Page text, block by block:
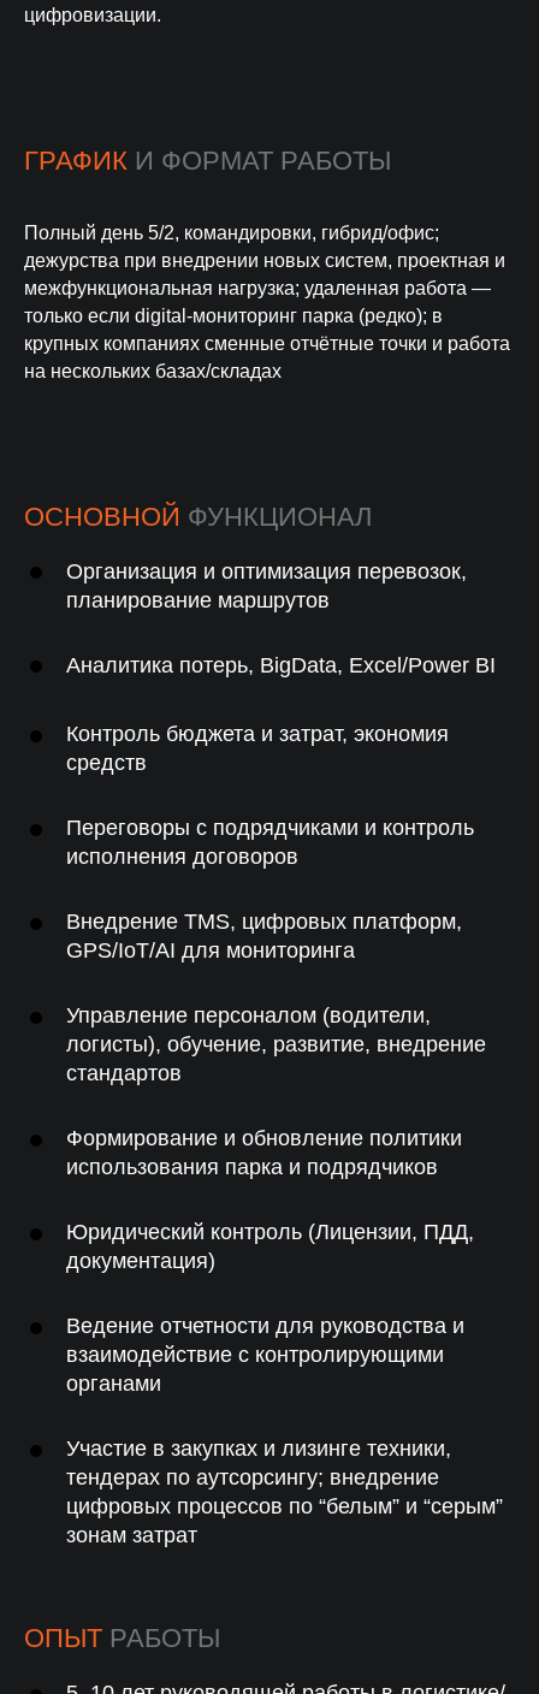
цифровизации.
ГРАФИК И ФОРМАТ РАБОТЫ
Полный день 5/2, командировки, гибрид/офис;
дежурства при внедрении новых систем, проектная и
межфункциональная нагрузка; удаленная работа —
только если digital-мониторинг парка (редко); в
крупных компаниях сменные отчётные точки и работа
на нескольких базах/складах
ОСНОВНОЙ ФУНКЦИОНАЛ
Организация и оптимизация перевозок,
планирование маршрутов
Аналитика потерь, BigData, Excel/Power BI
Контроль бюджета и затрат, экономия
средств
Переговоры с подрядчиками и контроль
исполнения договоров
Внедрение TMS, цифровых платформ,
GPS/IoT/AI для мониторинга
Управление персоналом (водители,
логисты), обучение, развитие, внедрение
стандартов
Формирование и обновление политики
использования парка и подрядчиков
Юридический контроль (Лицензии, ПДД,
документация)
Ведение отчетности для руководства и
взаимодействие с контролирующими
органами
Участие в закупках и лизинге техники,
тендерах по аутсорсингу; внедрение
цифровых процессов по “белым” и “серым”
зонам затрат
ОПЫТ РАБОТЫ